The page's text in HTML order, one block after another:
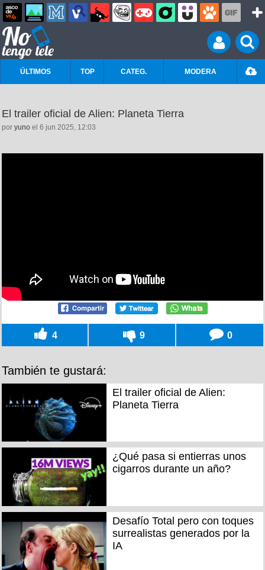
ÚLTIMOS TOP CATEG. MODERA
El trailer oficial de Alien: Planeta Tierra
por yuno el 6 jun 2025, 12:03
4 9 0
También te gustará:
El trailer oficial de Alien:
Planeta Tierra
¿Qué pasa si entierras unos
cigarros durante un año?
Desafío Total pero con toques
surrealistas generados por la
IA